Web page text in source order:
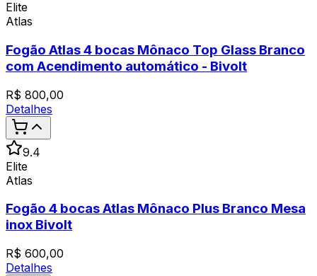
Elite
Atlas
Fogão Atlas 4 bocas Mônaco Top Glass Branco
com Acendimento automático - Bivolt
R$ 800,00
Detalhes
9.4
Elite
Atlas
Fogão 4 bocas Atlas Mônaco Plus Branco Mesa
inox Bivolt
R$ 600,00
Detalhes